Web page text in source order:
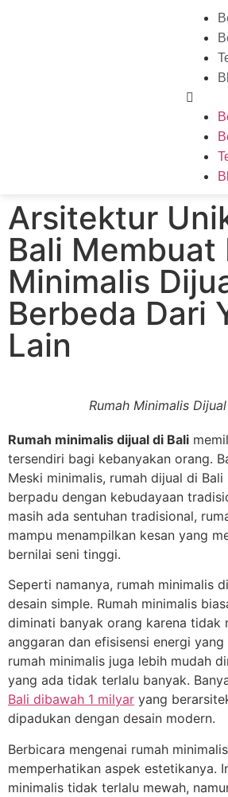
Arsitektur
Bali Membuat
Minimalis
Berbeda Dari
Lain
Rumah Minimalis
Rumah minimalis dijual di Bali
tersendiri bagi kebanyakan orang.
Meski minimalis, rumah dijual di
berpadu dengan kebudayaan
masih ada sentuhan tradisional,
mampu menampilkan kesan yang
bernilai seni tinggi.
Seperti namanya, rumah minimalis
desain simple. Rumah minimalis
diminati banyak orang karena tidak
anggaran dan efisisensi energi yang
rumah minimalis juga lebih mudah
yang ada tidak terlalu banyak.
Bali dibawah 1 milyar yang
dipadukan dengan desain modern.
Berbicara mengenai rumah
memperhatikan aspek estetikanya.
minimalis tidak terlalu mewah,